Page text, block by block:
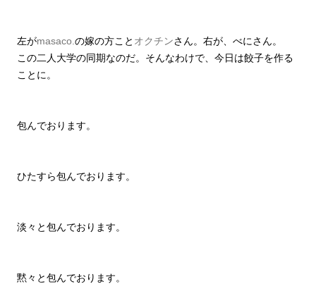
左がmasaco. の嫁の方こと オクチンさん。右が、べにさん。
この二人大学の同期なのだ。そんなわけで、今日は餃子を作る
ことに。
包んでおります。
ひたすら包んでおります。
淡々と包んでおります。
黙々と包んでおります。